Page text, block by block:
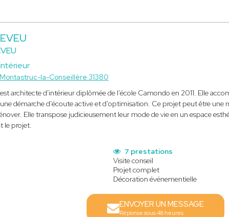
Montastruc-la-Conseillère 31380
architecte d'intérieur diplômée de l'école Camondo en 2011. Elle
démarche d'écoute active et d'optimisation. Ce projet peut être une
Elle transpose judicieusement leur mode de vie en un espace
le projet.
7 prestations
Visite conseil
Projet complet
Décoration événementielle
ENVOYER UN MESSAGE
Réponse sous 48 heures